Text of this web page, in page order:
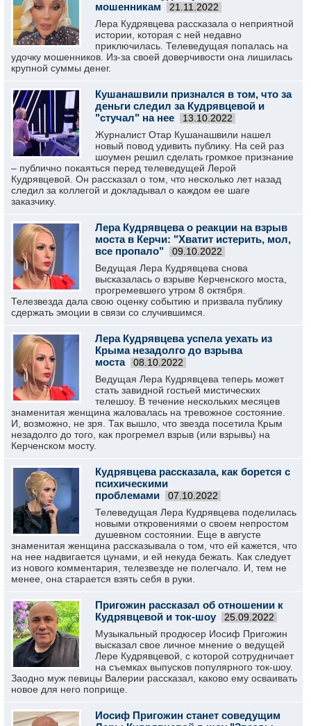
мошенникам
21.11.2022
Лера Кудрявцева рассказала о неприятной
истории, которая с ней недавно
приключилась. Телеведущая попалась на
удочку мошенников. Из-за своей доверчивости она лишилась
крупной суммы денег.
Кушанашвили признался в том, что за
деньги следил за Кудрявцевой и
"стучал" на нее
13.10.2022
Журналист Отар Кушанашвили нашел
новый повод удивить публику. На сей раз
шоумен решил сделать громкое признание
– публично покаяться перед телеведущей Лерой
Кудрявцевой. Он рассказал о том, что несколько лет назад
следил за коллегой и докладывал о каждом ее шаге
заказчику.
Лера Кудрявцева о реакции на взрыв
моста в Керчи: "Хватит истерить, мол,
все пропало"
09.10.2022
Ведущая Лера Кудрявцева снова
высказалась о взрыве Керченского моста,
прогремевшего утром 8 октября.
Телезвезда дала свою оценку событию и призвала публику
сдержать эмоции в связи со случившимся.
Лера Кудрявцева успела уехать из
Крыма незадолго до взрыва
моста
08.10.2022
Ведущая Лера Кудрявцева теперь может
стать завидной гостьей мистических
телешоу. В течение нескольких месяцев
знаменитая женщина жаловалась на тревожное состояние.
И, возможно, не зря. Так вышло, что звезда посетила Крым
незадолго до того, как прогремел взрыв (или взрывы) на
Керченском мосту.
Кудрявцева рассказала, как борется с
психическими
проблемами
07.10.2022
Телеведущая Лера Кудрявцева поделилась
новыми откровениями о своем непростом
душевном состоянии. Еще в августе
знаменитая женщина рассказывала о том, что ей кажется, что
на нее надвигается цунами, и ей некуда бежать. Как следует
из нового комментария, телезвезде не полегчало. И, тем не
менее, она старается взять себя в руки.
Пригожин рассказал об отношении к
Кудрявцевой и ток-шоу
25.09.2022
Музыкальный продюсер Иосиф Пригожин
высказал свое личное мнение о ведущей
Лере Кудрявцевой, с которой сотрудничает
на съемках выпусков популярного ток-шоу.
Заодно муж певицы Валерии рассказал, каково ему осваивать
новое для него поприще.
Иосиф Пригожин станет соведущим